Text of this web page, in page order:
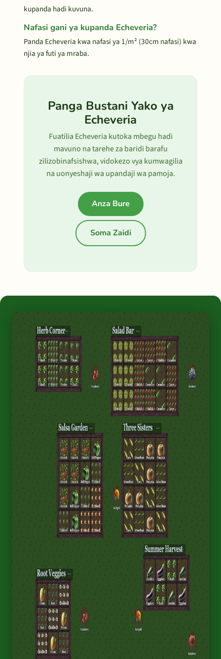
kupanda hadi kuvuna.
Nafasi gani ya kupanda Echeveria?
Panda Echeveria kwa nafasi ya 1/m² (30cm nafasi) kwa
njia ya futi ya mraba.
Panga Bustani Yako ya
Echeveria
Fuatilia Echeveria kutoka mbegu hadi
mavuno na tarehe za baridi barafu
zilizobinafsishwa, vidokezo vya kumwagilia
na uonyeshaji wa upandaji wa pamoja.
Anza Bure
Soma Zaidi